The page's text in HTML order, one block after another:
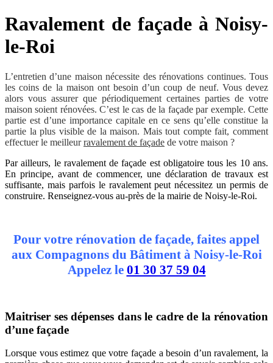
Ravalement de façade à Noisy-
le-Roi
L’entretien d’une maison nécessite des rénovations continues. Tous
les coins de la maison ont besoin d’un coup de neuf. Vous devez
alors vous assurer que périodiquement certaines parties de votre
maison soient rénovées. C’est le cas de la façade par exemple. Cette
partie est d’une importance capitale en ce sens qu’elle constitue la
partie la plus visible de la maison. Mais tout compte fait, comment
effectuer le meilleurravalement de façade de votre maison ?
Par ailleurs, le ravalement de façade est obligatoire tous les 10 ans.
En principe, avant de commencer, une déclaration de travaux est
suffisante, mais parfois le ravalement peut nécessitez un permis de
construire. Renseignez-vous au-près de la mairie de Noisy-le-Roi.
Pour votre rénovation de façade, faites appel
aux Compagnons du Bâtiment à Noisy-le-Roi
Appelez le 01 30 37 59 04
Maitriser ses dépenses dans le cadre de la rénovation
d’une façade
Lorsque vous estimez que votre façade a besoin d’un ravalement, la